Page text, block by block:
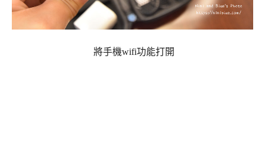
將手機wifi功能打開